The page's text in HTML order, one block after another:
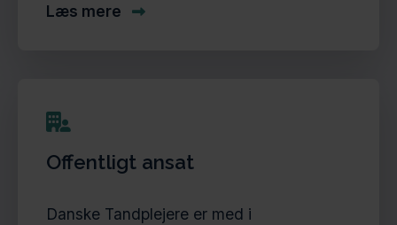
Læs mere
Offentligt ansat
Danske Tandplejere er med i